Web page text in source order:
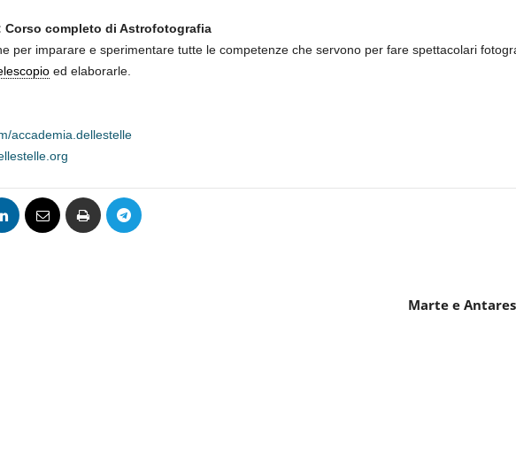
Corso completo di Astrofotografia
per imparare e sperimentare tutte le competenze che servono per fare spettacolari
ed elaborarle.
accademia.dellestelle
Marte e